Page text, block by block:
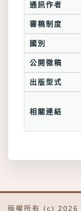
通訊作者
審稿制度
國別
公開徵稿
出版型式
相關連結
版權所有 (c) 2026